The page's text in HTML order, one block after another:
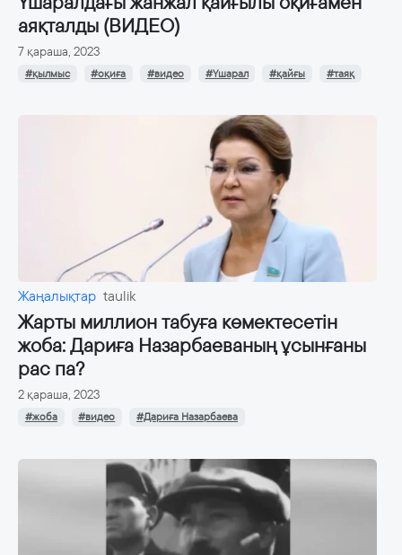
аяқталды (ВИДЕО)
7 қараша, 2023
#қылмыс #оқиға #видео #Үшарал #қайғы #таяқ
Жаңалықтар taulik
Жарты миллион табуға көмектесетін
жоба: Дариға Назарбаеваның ұсынғаны
рас па?
2 қараша, 2023
#жоба #видео #Дариға Назарбаева